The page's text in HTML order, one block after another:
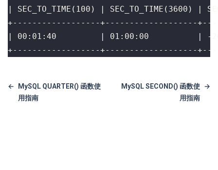
+------------------+-------------------
←
MySQL QUARTER() 函数使
用指南
MySQL SECOND() 函数使
用指南
→